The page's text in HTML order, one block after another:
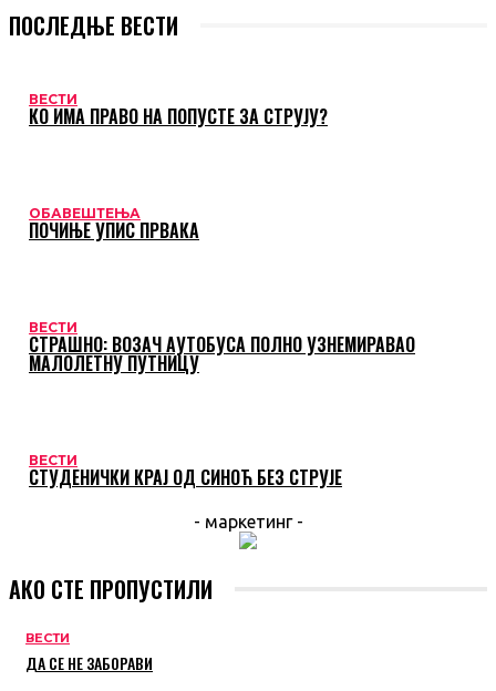
ПОСЛЕДЊЕ ВЕСТИ
ВЕСТИ
КО ИМА ПРАВО НА ПОПУСТЕ ЗА СТРУЈУ?
ОБАВЕШТЕЊА
ПОЧИЊЕ УПИС ПРВАКА
ВЕСТИ
СТРАШНО: ВОЗАЧ АУТОБУСА ПОЛНО УЗНЕМИРАВАО
МАЛОЛЕТНУ ПУТНИЦУ
ВЕСТИ
СТУДЕНИЧКИ КРАЈ ОД СИНОЋ БЕЗ СТРУЈЕ
- маркетинг -
АКО СТЕ ПРОПУСТИЛИ
ВЕСТИ
ДА СЕ НЕ ЗАБОРАВИ